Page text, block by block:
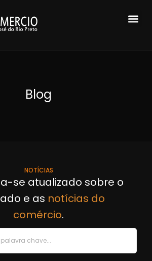
Blog
NOTÍCIAS
se atualizado sobre o
e as notícias do
comércio.